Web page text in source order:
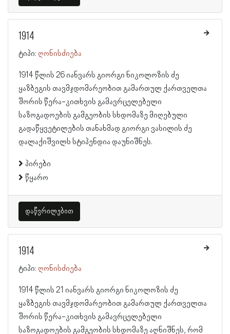
1914
ტიპი: ღონისძიება
1914 წლის 26 იანვარს გიორგი ნიკოლოზის ძე
ყაზბეგის თავმჯდომარეობით გამართულ ქართველთა
შორის წერა-კითხვის გამავრცელებელი
საზოგადოების გამგეობის სხდომაზე მიღებული
გადაწყვეტილების თანახმად გიორგი ვასილის ძე
დალაქიშვილს სტიპენდია დაუნიშნეს.
პირები
წყარო
დაწვრილებით
1914
ტიპი: ღონისძიება
1914 წლის 21 იანვარს გიორგი ნიკოლოზის ძე
ყაზბეგის თავმჯდომარეობით გამართულ ქართველთა
შორის წერა-კითხვის გამავრცელებელი
საზოგადოების გამგეობის სხდომაზე აღნიშნეს, რომ